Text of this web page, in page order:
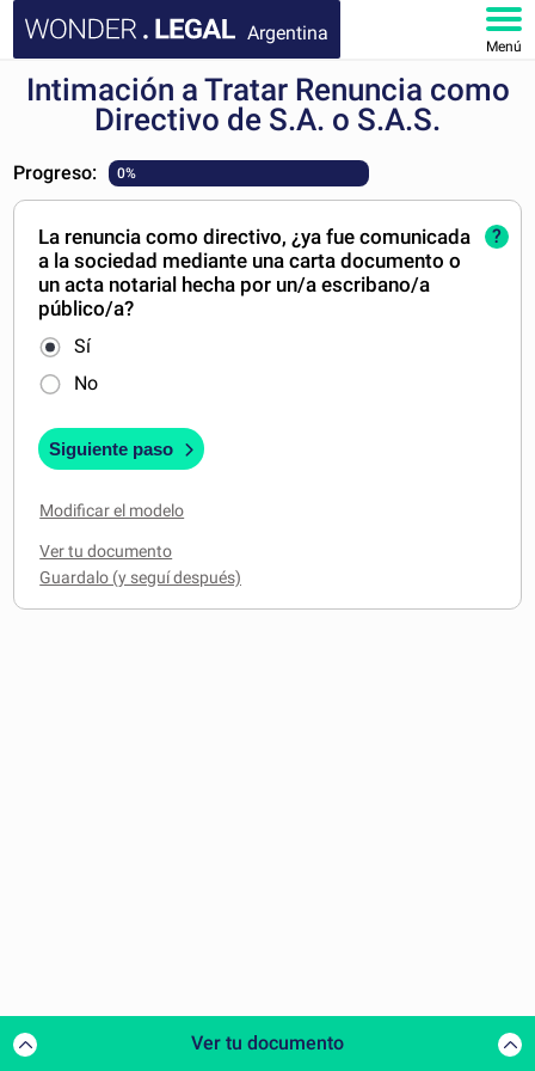
Argentina
Menú
INICIO
MI CUENTA
Intimación a Tratar Renuncia como
Directivo de S.A. o S.A.S.
Progreso: 0%
La renuncia como directivo, ¿ya fue comunicada
a la sociedad mediante una carta documento o
un acta notarial hecha por un/a escribano/a
público/a?
Sí
No
?
Siguiente paso
Modificar el modelo
Ver tu documento
Ver tu documento